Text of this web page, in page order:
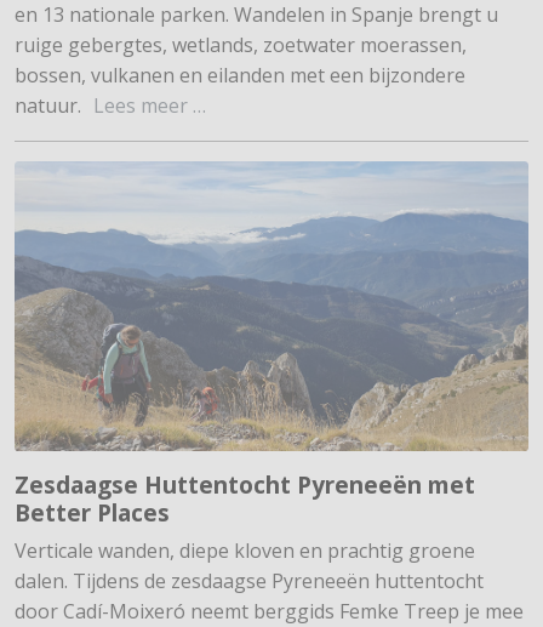
en 13 nationale parken. Wandelen in Spanje brengt u
ruige gebergtes, wetlands, zoetwater moerassen,
bossen, vulkanen en eilanden met een bijzondere
natuur. Lees meer …
Zesdaagse Huttentocht Pyreneeën met
Better Places
Verticale wanden, diepe kloven en prachtig groene
dalen. Tijdens de zesdaagse Pyreneeën huttentocht
door Cadí-Moixeró neemt berggids Femke Treep je mee